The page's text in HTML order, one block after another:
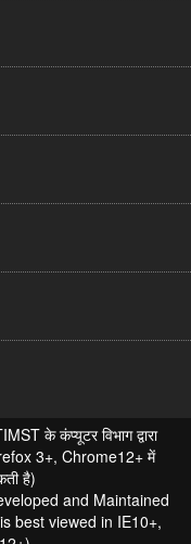
के कंप्यूटर विभाग द्वारा
3+, Chrome12+ में
है)
and Maintained
best viewed in IE10+,